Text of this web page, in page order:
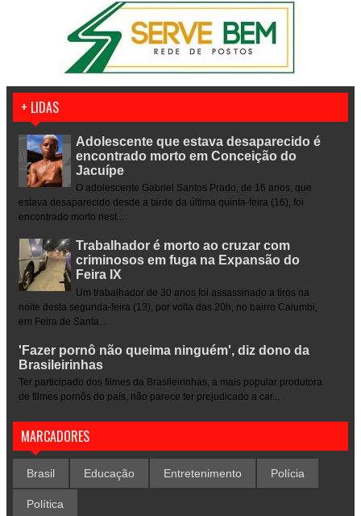
+ LIDAS
Adolescente que estava desaparecido é
encontrado morto em Conceição do
Jacuípe
O adolescente Gabriel Santos Prado, de 16 anos, que
estava desaparecido desde a tarde da última quinta-feira (16), foi
encontrado morto nest...
Trabalhador é morto ao cruzar com
criminosos em fuga na Expansão do
Feira IX
Um trabalhador de 30 anos foi assassinado a tiros na
noite desta segunda-feira (13), por volta das 20h, no bairro Calumbi,
em Feira de Santa...
'Fazer pornô não queima ninguém', diz dono da
Brasileirinhas
Ter participado dos filmes da Brasileirinhas, a mais popular produtora
de filmes pornôs do país, não parece ter prejudicado a car...
MARCADORES
Brasil Educação Entretenimento Polícia
Política